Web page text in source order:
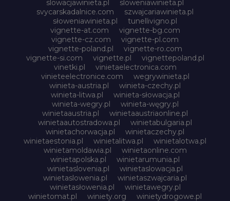
slowacjawinieta.pl
sloweniawinieta.pl
svycarskadalnice.com
szwajcariawinieta.pl
słoweniawinieta.pl
tunellivigno.pl
vignette-at.com
vignette-bg.com
vignette-cz.com
vignette-pl.com
vignette-poland.pl
vignette-ro.com
vignette-si.com
vignette.pl
vignettepoland.pl
vinetki.pl
vinietaelectronica.com
vinieteelectronice.com
wegrywinieta.pl
winieta-austria.pl
winieta-czechy.pl
winieta-litwa.pl
winieta-słowacja.pl
winieta-wegry.pl
winieta-węgry.pl
winietaaustria.pl
winietaaustriaonline.pl
winietaautostradowa.pl
winietabulgaria.pl
winietachorwacja.pl
winietaczechy.pl
winietaestonia.pl
winietalitwa.pl
winietalotwa.pl
winietamoldawia.pl
winietaonline.com
winietapolska.pl
winietarumunia.pl
winietaslovenia.pl
winietaslowacja.pl
winietaslowenia.pl
winietaszwajcaria.pl
winietasłowenia.pl
winietawegry.pl
winietomat.pl
winiety.org
winietydrogowe.pl